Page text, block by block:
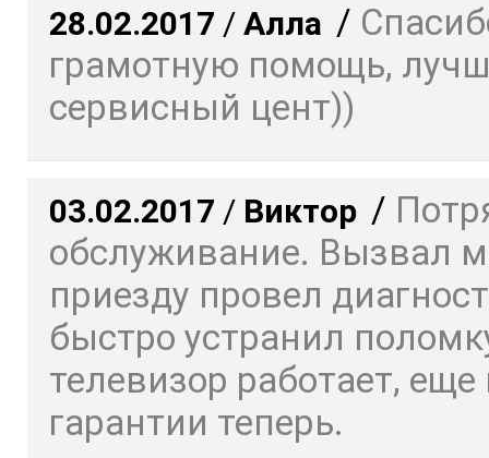
28.02.2017 / Алла /
грамотную помощь,
сервисный цент))
03.02.2017 / Виктор /
обслуживание. Вызвал
приезду провел
быстро устранил
телевизор работает, еще
гарантии теперь.